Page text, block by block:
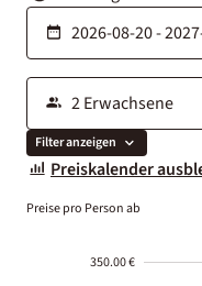
Filter anzeigen
Preiskalender
Preise pro Person ab
350.00 €